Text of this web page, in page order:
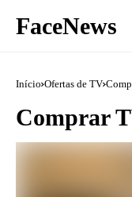
FaceNews
Início Ofertas de TV
Comprar